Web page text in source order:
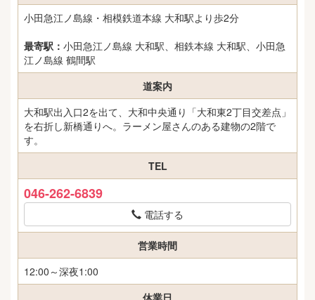
小田急江ノ島線・相模鉄道本線 大和駅より歩2分
最寄駅： 小田急江ノ島線 大和駅、相鉄本線 大和駅、小田急
江ノ島線 鶴間駅
道案内
大和駅出入口2を出て、大和中央通り「大和東2丁目交差点」
を右折し新橋通りへ。ラーメン屋さんのある建物の2階で
す。
TEL
046-262-6839
電話する
営業時間
12:00～深夜1:00